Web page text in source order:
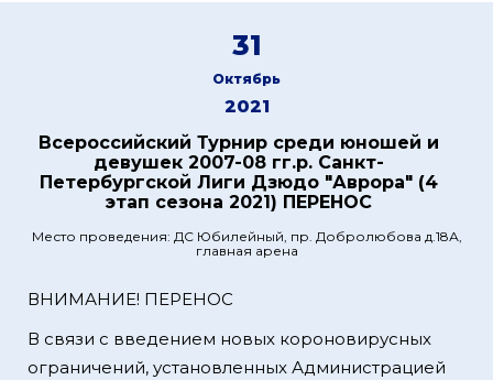
31
Октябрь
2021
Всероссийский Турнир среди юношей и
девушек 2007-08 гг.р. Санкт-
Петербургской Лиги Дзюдо "Аврора" (4
этап сезона 2021) ПЕРЕНОС
Место проведения: ДС Юбилейный, пр. Добролюбова д.18А,
главная арена
ВНИМАНИЕ! ПЕРЕНОС
В связи с введением новых короновирусных
ограничений, установленных Администрацией